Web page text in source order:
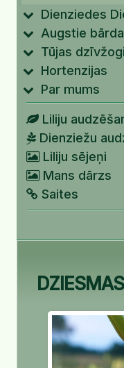
Dienziedes
Augstie
Tūjas
Hortenzijas
Par mums
Liliju
Dienziežu
Liliju sējeņi
Mans dārzs
Saites